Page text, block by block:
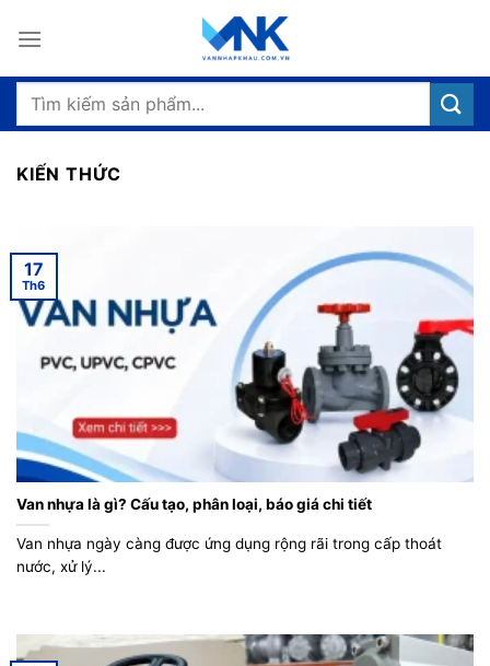
qua
dung
Tìm
KIẾN THỨC
Van nhựa là gì? Cấu tạo, phân loại, báo giá chi tiết
Van nhựa ngày càng được ứng dụng rộng rãi trong cấp thoát
nước, xử lý...
17
Th6